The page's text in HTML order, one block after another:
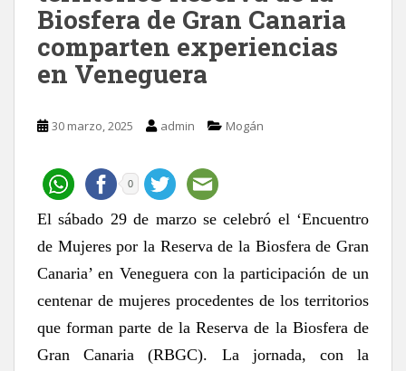
Biosfera de Gran Canaria
comparten experiencias
en Veneguera
30 marzo, 2025 admin Mogán
0
El sábado 29 de marzo se celebró el ‘Encuentro
de Mujeres por la Reserva de la Biosfera de Gran
Canaria’ en Veneguera con la participación de un
centenar de mujeres procedentes de los territorios
que forman parte de la Reserva de la Biosfera de
Gran Canaria (RBGC). La jornada, con la